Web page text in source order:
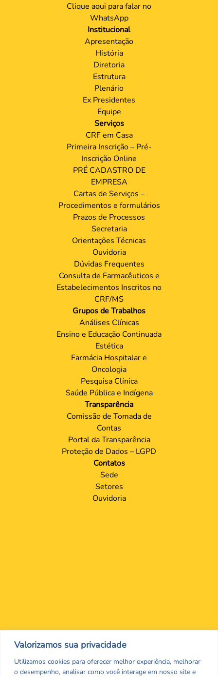
Valorizamos sua privacidade
Utilizamos cookies para oferecer melhor experiência, melhorar
o desempenho, analisar como você interage em nosso site e
Clique aqui para falar no
WhatsApp
Institucional
Apresentação
História
Diretoria
Estrutura
Plenário
Ex Presidentes
Equipe
Serviços
CRF em Casa
Primeira Inscrição – Pré-
Inscrição Online
PRÉ CADASTRO DE
EMPRESA
Cartas de Serviços –
Procedimentos e formulários
Prazos de Processos
Secretaria
Orientações Técnicas
Ouvidoria
Dúvidas Frequentes
Consulta de Farmacêuticos e
Estabelecimentos Inscritos no
CRF/MS
Grupos de Trabalhos
Análises Clínicas
Ensino e Educação Continuada
Estética
Farmácia Hospitalar e
Oncologia
Pesquisa Clínica
Saúde Pública e Indígena
Transparência
Comissão de Tomada de
Contas
Portal da Transparência
Proteção de Dados – LGPD
Contatos
Sede
Setores
Ouvidoria